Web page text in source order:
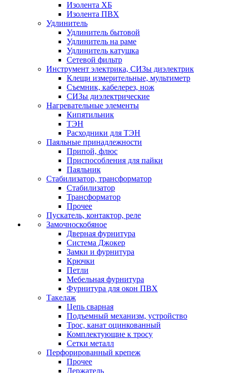
Изолента ХБ
Изолента ПВХ
Удлинитель
Удлинитель бытовой
Удлинитель на раме
Удлинитель катушка
Сетевой фильтр
Инструмент электрика, СИЗы диэлектрик
Клещи измерительные, мультиметр
Съемник, кабелерез, нож
СИЗы диэлектрические
Нагревательные элементы
Кипятильник
ТЭН
Расходники для ТЭН
Паяльные принадлежности
Припой, флюс
Приспособления для пайки
Паяльник
Стабилизатор, трансформатор
Стабилизатор
Трансформатор
Прочее
Пускатель, контактор, реле
Замочноскобяное
Дверная фурнитура
Система Джокер
Замки и фурнитура
Крючки
Петли
Мебельная фурнитура
Фурнитура для окон ПВХ
Такелаж
Цепь сварная
Подъемный механизм, устройство
Трос, канат оцинкованный
Комплектующие к тросу
Сетки металл
Перфорированный крепеж
Прочее
Держатель